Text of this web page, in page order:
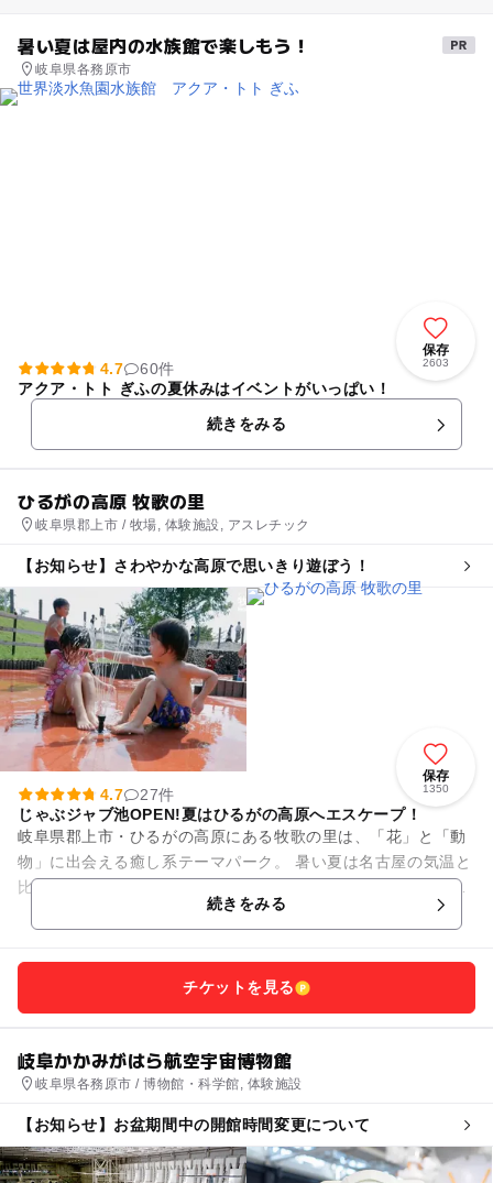
暑い夏は屋内の水族館で楽しもう！
岐阜県各務原市
保存
2603
4.7
60件
アクア・トト ぎふの夏休みはイベントがいっぱい！
続きをみる
ひるがの高原 牧歌の里
岐阜県郡上市 / 牧場, 体験施設, アスレチック
【お知らせ】さわやかな高原で思いきり遊ぼう！
保存
1350
4.7
27件
じゃぶジャブ池OPEN!夏はひるがの高原へエスケープ！
岐阜県郡上市・ひるがの高原にある牧歌の里は、「花」と「動
物」に出会える癒し系テーマパーク。 暑い夏は名古屋の気温と
比べて５℃〜８℃低い標高約1000mの避暑地「ひるがの高原」
続きをみる
チケットを見る
岐阜かかみがはら航空宇宙博物館
岐阜県各務原市 / 博物館・科学館, 体験施設
【お知らせ】お盆期間中の開館時間変更について